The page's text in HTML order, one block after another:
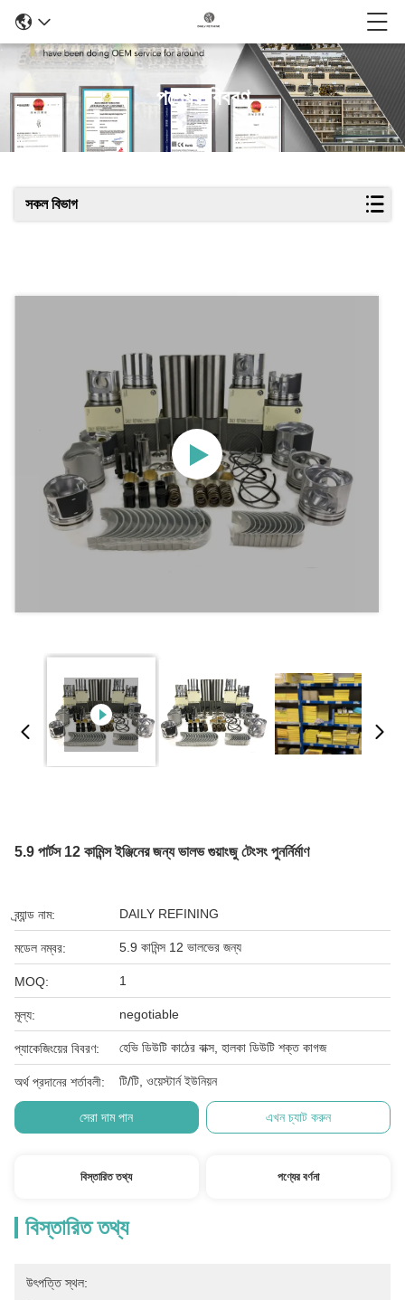
পণ্যের বিবরণ
সকল বিভাগ
5.9 পার্টস 12 কামিন্স ইঞ্জিনের জন্য ভালভ গুয়াংজু টেংসং পুনর্নির্মাণ
ব্র্যান্ড নাম: DAILY REFINING
মডেল নম্বর: 5.9 কামিন্স 12 ভালভের জন্য
MOQ: 1
মূল্য: negotiable
প্যাকেজিংয়ের বিবরণ: হেভি ডিউটি ​​কাঠের বাক্স, হালকা ডিউটি ​​শক্ত কাগজ
অর্থ প্রদানের শর্তাবলী: টি/টি, ওয়েস্টার্ন ইউনিয়ন
সেরা দাম পান এখন চ্যাট করুন
বিস্তারিত তথ্য পণ্যের বর্ণনা
বিস্তারিত তথ্য
উৎপত্তি স্থল: